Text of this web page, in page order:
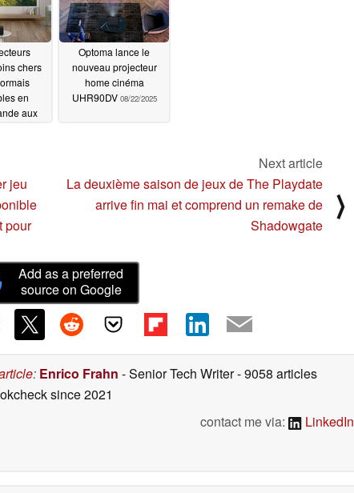
chers
en
aux
Optoma lance le
nouveau projecteur
home cinéma
UHR90DV 08/22/2025
jeu
pour
Next article
La deuxième saison de jeux de The Playdate
arrive fin mai et comprend un remake de
Shadowgate
⟩
Add as a preferred
source on Google
: Enrico Frahn - Senior Tech Writer- 9058 articles
since 2021
contact me via:
LinkedIn